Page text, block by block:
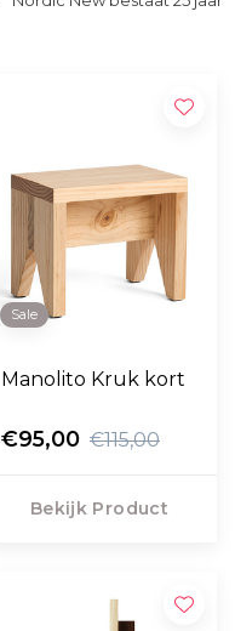
Sale
Manolito Kruk kort
€95,00 €115,00
Bekijk Product